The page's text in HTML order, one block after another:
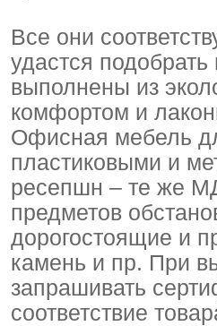
Все они
удастся
выполнены из
комфортом и
Офисная мебель
пластиковыми и
ресепшн – те же
предметов
дорогостоящие и
камень и пр. При
запрашивать
соответствие